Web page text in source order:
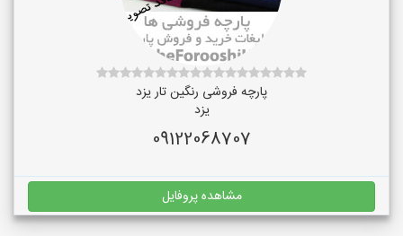
پارچه فروشی رنگین تار یزد
یزد
09122068707
مشاهده پروفایل